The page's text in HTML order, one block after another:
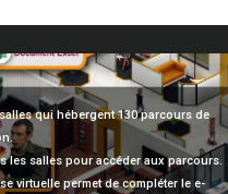
qui hébergent 130 parcours de
les salles pour accéder aux parcours.
virtuelle permet de compléter le e-